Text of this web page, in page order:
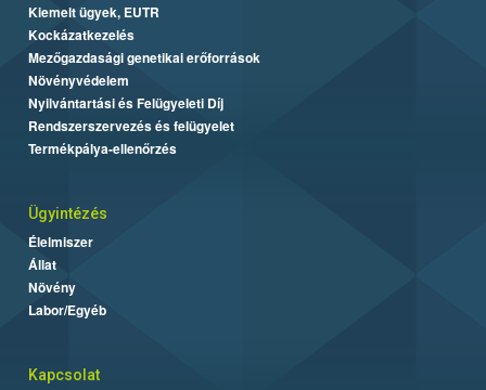
Kiemelt ügyek, EUTR
Kockázatkezelés
Mezőgazdasági genetikai erőforrások
Növényvédelem
Nyilvántartási és Felügyeleti Díj
Rendszerszervezés és felügyelet
Termékpálya-ellenőrzés
Ügyintézés
Élelmiszer
Állat
Növény
Labor/Egyéb
Kapcsolat